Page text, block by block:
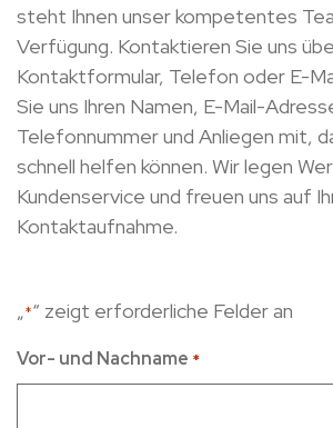
steht Ihnen unser kompetentes
Verfügung. Kontaktieren Sie uns
Kontaktformular, Telefon oder E-
Sie uns Ihren Namen, E-Mail-
Telefonnummer und Anliegen mit,
schnell helfen können. Wir legen
Kundenservice und freuen uns auf
Kontaktaufnahme.
„*“ zeigt erforderliche Felder an
Vor- und Nachname *